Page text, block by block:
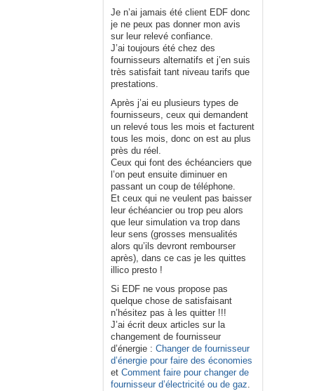
Je n’ai jamais été client EDF donc
je ne peux pas donner mon avis
sur leur relevé confiance.
J’ai toujours été chez des
fournisseurs alternatifs et j’en suis
très satisfait tant niveau tarifs que
prestations.
Après j’ai eu plusieurs types de
fournisseurs, ceux qui demandent
un relevé tous les mois et facturent
tous les mois, donc on est au plus
près du réel.
Ceux qui font des échéanciers que
l’on peut ensuite diminuer en
passant un coup de téléphone.
Et ceux qui ne veulent pas baisser
leur échéancier ou trop peu alors
que leur simulation va trop dans
leur sens (grosses mensualités
alors qu’ils devront rembourser
après), dans ce cas je les quittes
illico presto !
Si EDF ne vous propose pas
quelque chose de satisfaisant
n’hésitez pas à les quitter !!!
J’ai écrit deux articles sur la
changement de fournisseur
d’énergie : Changer de fournisseur
d’énergie pour faire des économies
et Comment faire pour changer de
fournisseur d’électricité ou de gaz.